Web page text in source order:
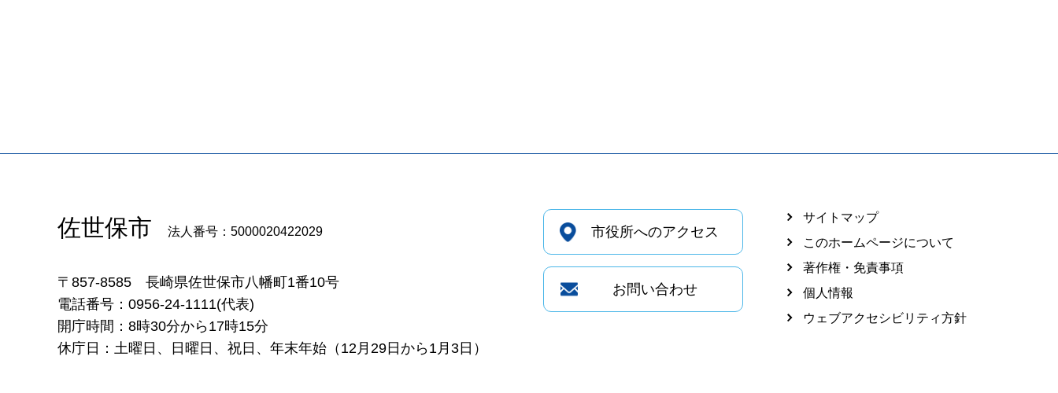
佐世保市 法人番号：5000020422029
〒857-8585 長崎県佐世保市八幡町1番10号
電話番号：0956-24-1111(代表)
開庁時間：8時30分から17時15分
休庁日：土曜日、日曜日、祝日、年末年始（12月29日から1月3日）
市役所へのアクセス
お問い合わせ
サイトマップ
このホームページについて
著作権・免責事項
個人情報
ウェブアクセシビリティ方針